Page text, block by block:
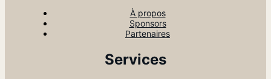
À propos
Sponsors
Partenaires
Services